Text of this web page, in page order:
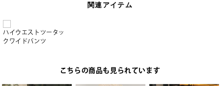
関連アイテム
ハイウエストツータッ
クワイドパンツ
こちらの商品も見られています